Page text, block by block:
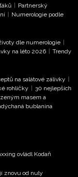
| Partnerský
| Numerologie podle
dle numerologie |
na léto 2026 | Trendy
na salátové zálivky |
rohlíčky | 30 nejlepších
masem a
bublanina
ovládl Kodaň
znovu od nuly